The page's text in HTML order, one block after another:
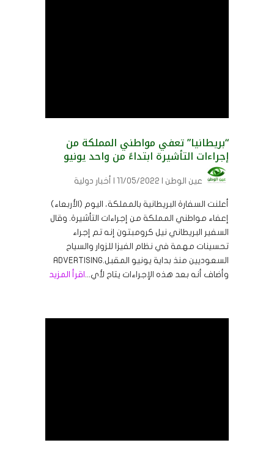
“بريطانيا” تعفي مواطني المملكة من
إجراءات التأشيرة ابتداءً من واحد يونيو
عين الوطن
أعلنت السفارة البريطانية بالمملكة، اليوم (الأربعاء)
إعفاء مواطني المملكة من إجراءات التأشيرة. وقال
السفير البريطاني نيل كرومبتون إنه تم إجراء
تحسينات مهمة في نظام الفيزا للزوار والسياح
السعوديين منذ بداية يونيو المقبل.ADVERTISING
وأضاف أنه بعد هذه الإجراءات يتاح لأي... اقرأ المزيد